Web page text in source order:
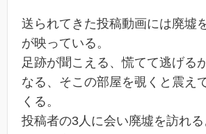
送られてきた投稿動画には廃墟
が映っている。
足跡が聞こえる、慌てて逃げる
なる、そこの部屋を覗くと震え
くる。
投稿者の3人に会い廃墟を訪れる